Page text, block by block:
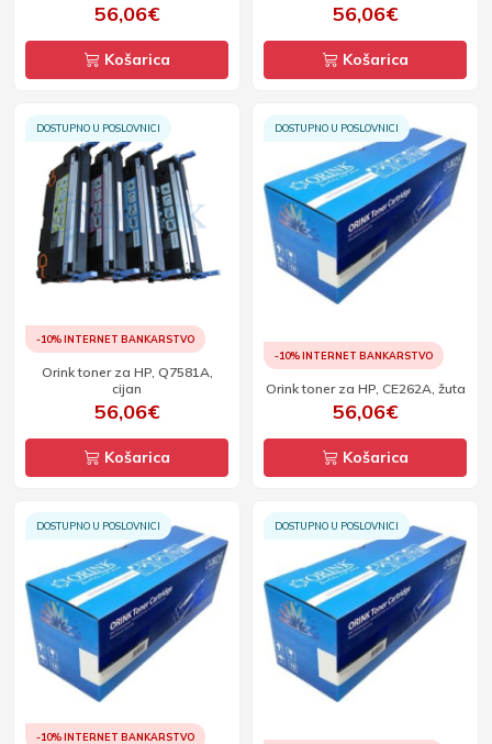
56,06€
Košarica
56,06€
Košarica
DOSTUPNO U POSLOVNICI
-10% INTERNET BANKARSTVO
Orink toner za HP, Q7581A,
cijan
56,06€
Košarica
DOSTUPNO U POSLOVNICI
-10% INTERNET BANKARSTVO
Orink toner za HP, CE262A, žuta
56,06€
Košarica
DOSTUPNO U POSLOVNICI
-10% INTERNET BANKARSTVO
DOSTUPNO U POSLOVNICI